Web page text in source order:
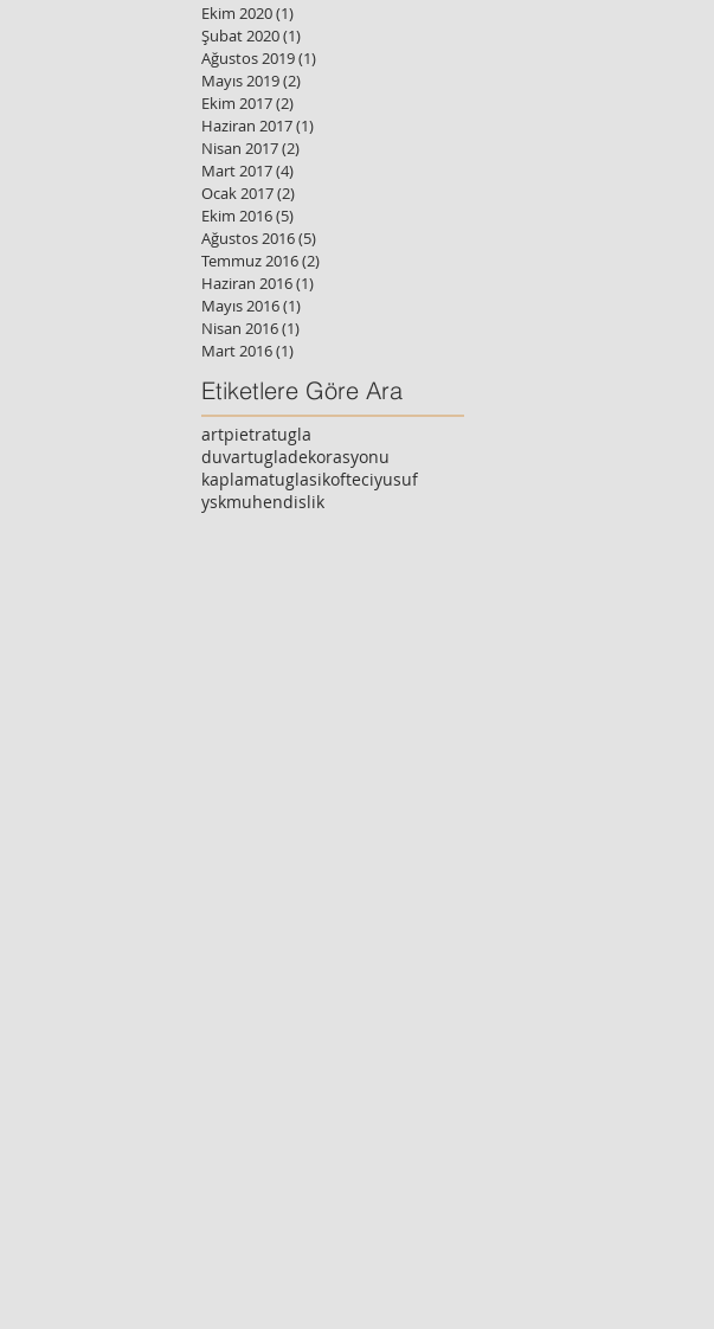
Ekim 2020(1)
Şubat 2020(1)
Ağustos 2019(1)
Mayıs 2019(2)
Ekim 2017(2)
Haziran 2017(1)
Nisan 2017(2)
Mart 2017(4)
Ocak 2017(2)
Ekim 2016(5)
Ağustos 2016(5)
Temmuz 2016(2)
Haziran 2016(1)
Mayıs 2016(1)
Nisan 2016(1)
Mart 2016(1)
Etiketlere Göre Ara
artpietratugla
duvartugladekorasyonu
kaplamatuglasikofteciyusuf
yskmuhendislik